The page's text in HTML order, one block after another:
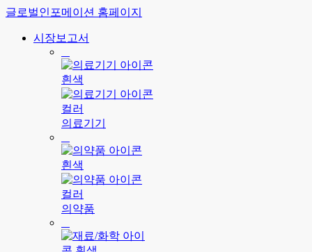
글로벌인포메이션 홈페이지
시장보고서
의료기기
의약품